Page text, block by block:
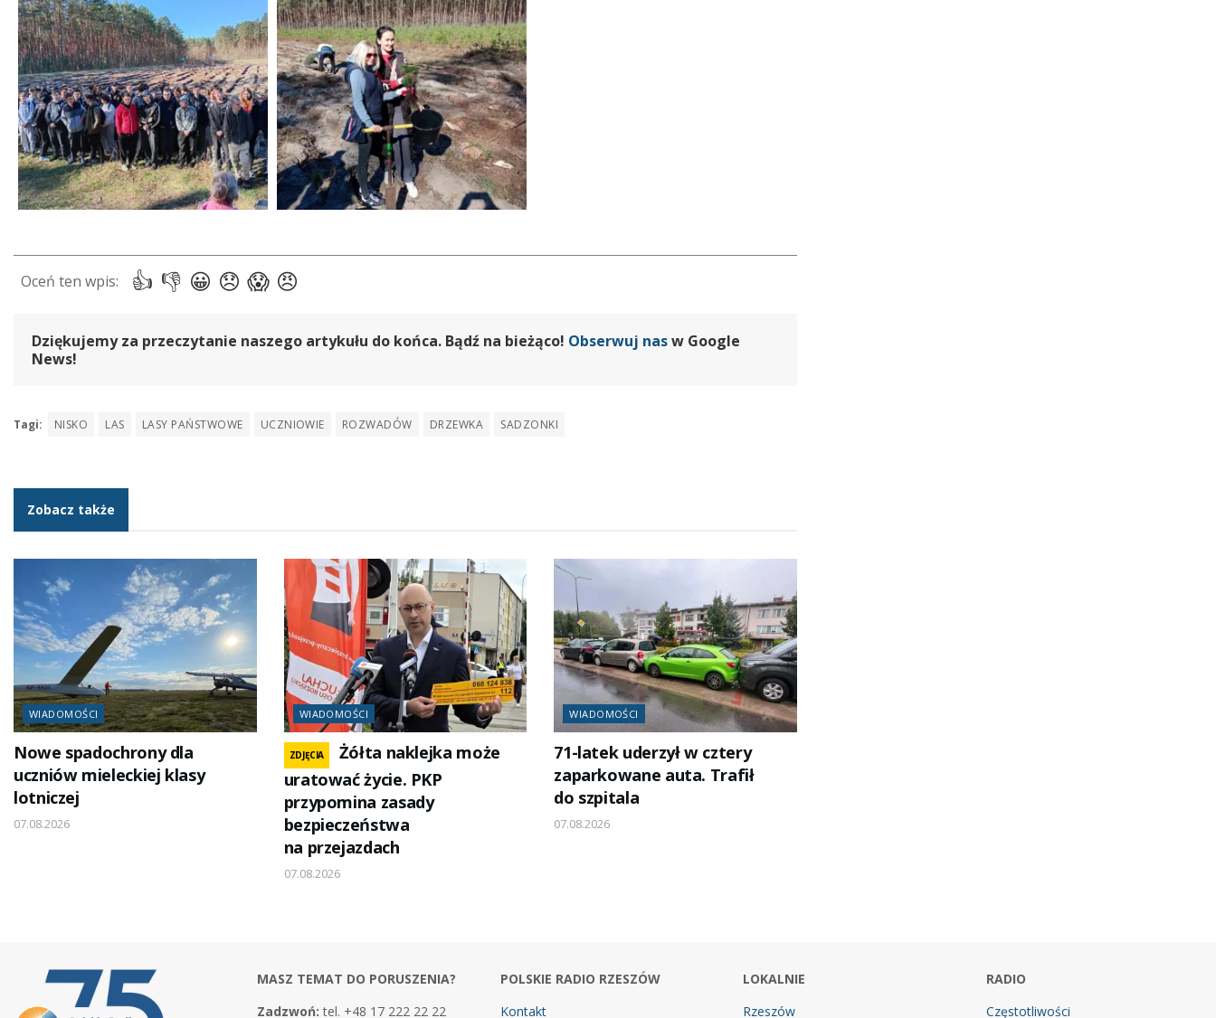
Dziękujemy za przeczytanie naszego artykułu do końca. Bądź na bieżąco! Obserwuj nasw Google
News!
Tagi: NISKO LAS LASY PAŃSTWOWE UCZNIOWIE ROZWADÓW DRZEWKA SADZONKI
Zobacz także
WIADOMOŚCI
Nowe spadochrony dla
uczniów mieleckiej klasy
lotniczej
07.08.2026
WIADOMOŚCI
ZDJĘCIA
Żółta naklejka może
uratować życie. PKP
przypomina zasady
bezpieczeństwa
na przejazdach
07.08.2026
WIADOMOŚCI
71-latek uderzył w cztery
zaparkowane auta. Trafił
do szpitala
07.08.2026
MASZ TEMAT DO PORUSZENIA?
Zadzwoń: tel. +48 17 222 22 22
POLSKIE RADIO RZESZÓW
Kontakt
LOKALNIE
Rzeszów
RADIO
Częstotliwości